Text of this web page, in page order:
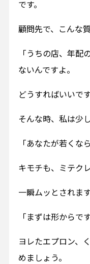
です。
顧問先で、こんな
「うちの店、年配
ないんですよ。
どうすればいいで
そんな時、私は少
「あなたが若くな
キモチも、ミテクレ
一瞬ムッとされま
「まずは形からです
ヨレたエプロン、
めましょう。